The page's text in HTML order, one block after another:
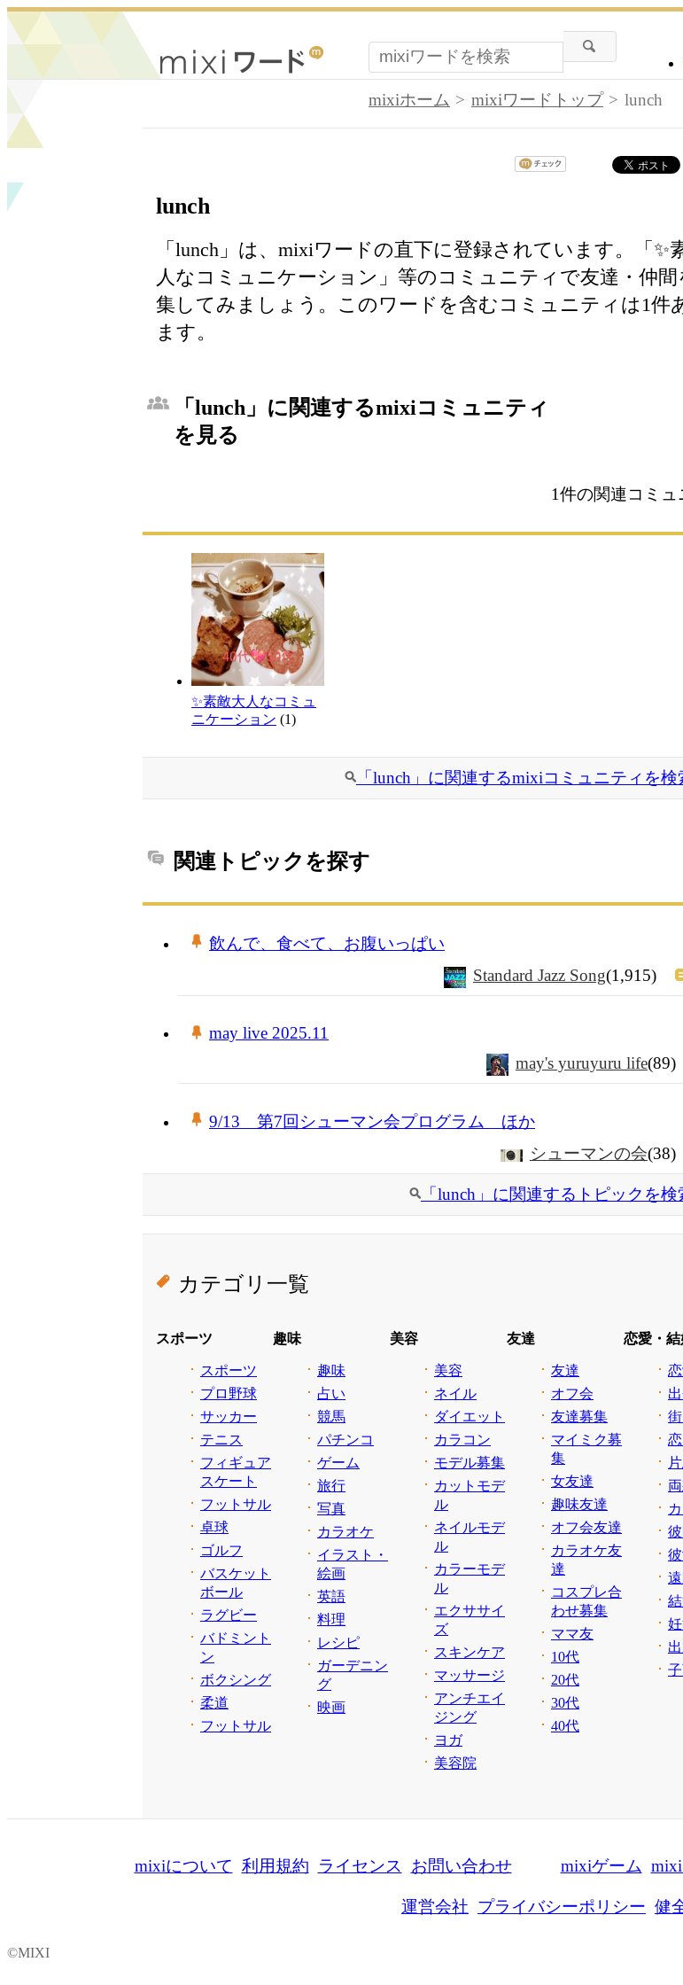
mixiホーム
mixiワードトップ lunch
lunch
「lunch」は、mixiワードの直下に登録されています。「✨
人なコミュニケーション」等のコミュニティで友達・仲間
集してみましょう。このワードを含むコミュニティは1件
ます。
「lunch」に関連するmixiコミュニティ
を見る
1件の関連コミュ
✨素敵大人なコミュ
ニケーション (1)
「lunch」に関連するmixiコミュニティを検
関連トピックを探す
飲んで、食べて、お腹いっぱい
Standard Jazz Song(1,915)
may live 2025.11
may's yuruyuru life(89)
9/13 第7回シューマン会プログラム ほか
シューマンの会(38)
「lunch」に関連するトピックを検
カテゴリ一覧
スポーツ
スポーツ
プロ野球
サッカー
テニス
フィギュア
スケート
フットサル
卓球
ゴルフ
バスケット
ボール
ラグビー
バドミント
ン
ボクシング
柔道
フットサル
趣味
趣味
占い
競馬
パチンコ
ゲーム
旅行
写真
カラオケ
イラスト・
絵画
英語
料理
レシピ
ガーデニン
グ
映画
美容
美容
ネイル
ダイエット
カラコン
モデル募集
カットモデ
ル
ネイルモデ
ル
カラーモデ
ル
エクササイ
ズ
スキンケア
マッサージ
アンチエイ
ジング
ヨガ
美容院
友達
友達
オフ会
友達募集
マイミク募
集
女友達
趣味友達
オフ会友達
カラオケ友
達
コスプレ合
わせ募集
ママ友
10代
20代
30代
40代
恋愛・結
恋
mixiについて 利用規約 ライセンス お問い合わせ mixiゲーム
運営会社 プライバシーポリシー 健
©MIXI